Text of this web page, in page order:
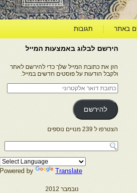
באתר תגובות
הירשם לבלוג באמצעות המייל
הזן את כתובת המייל שלך כדי להירשם לאתר
ולקבל הודעות על פוסטים חדשים במייל.
כתובת
דואר
אלקטרוני
להירשם
הצטרפו ל 239 מנויים נוספים
Powered by Translate
נובמבר 2012